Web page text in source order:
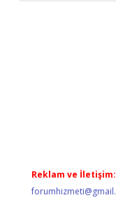
Reklam ve İletişim: